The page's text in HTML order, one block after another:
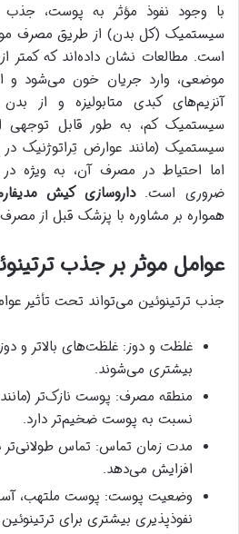
با وجود نفوذ مؤثر به پوست،
سیستمیک (کل بدن) از طریق مصرف
موضعی، وارد جریان خون می‌شود و
آنزیم‌های کبدی متابولیزه و از
سیستمیک کم، به طور قابل توجهی
سیستمیک (مانند عوارض تِراتوژنیک
اما احتیاط در مصرف آن، به ویژه در
ضروری است.داروسازی کیش
همواره بر مشاوره با پزشک قبل از مصرف
عوامل موثر بر جذب
جذب ترتینوئین می‌تواند تحت تأثیر
غلظت و دوز: غلظت‌های بالاتر و
بیشتری می‌شوند.
منطقه مصرف: پوست نازک‌تر
نسبت به پوست ضخیم‌تر دارد.
مدت زمان تماس: تماس طولانی‌تر
افزایش می‌دهد.
وضعیت پوست: پوست ملتهب،
نفوذپذیری بیشتری برای ترتینوئین